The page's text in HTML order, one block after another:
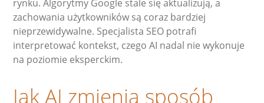
rynku. Algorytmy Google stale się aktualizują, a
zachowania użytkowników są coraz bardziej
nieprzewidywalne. Specjalista SEO potrafi
interpretować kontekst, czego AI nadal nie wykonuje
na poziomie eksperckim.
Jak AI zmienia sposób